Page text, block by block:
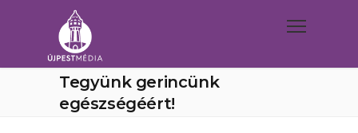
Tegyünk gerincünk
egészségéért!